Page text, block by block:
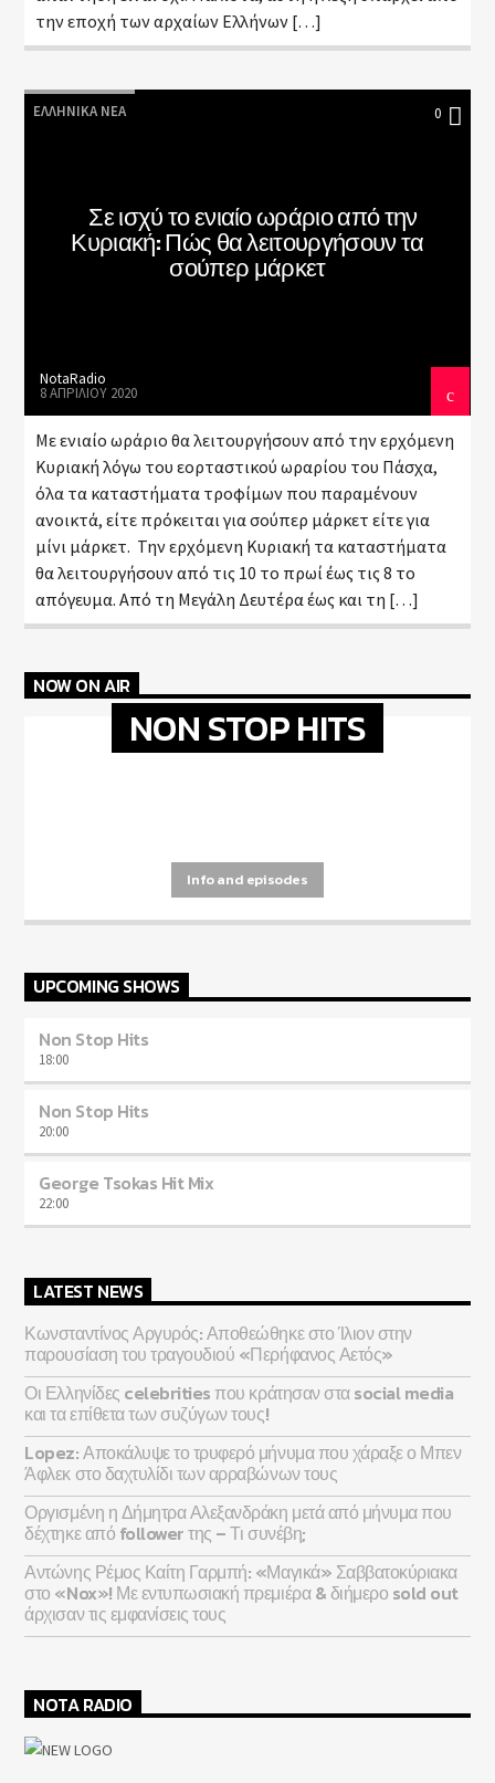
την εποχή των αρχαίων Ελλήνων […]
ΕΛΛΗΝΙΚΆ ΝΈΑ 0
Σε ισχύ το ενιαίο ωράριο από την
Κυριακή: Πώς θα λειτουργήσουν τα
σούπερ μάρκετ
NotaRadio
8 ΑΠΡΙΛΊΟΥ 2020
Με ενιαίο ωράριο θα λειτουργήσουν από ‪την ερχόμενη
Κυριακή‬ λόγω του εορταστικού ωραρίου του Πάσχα,
όλα τα καταστήματα τροφίμων που παραμένουν
ανοικτά, είτε πρόκειται για σούπερ μάρκετ είτε για
μίνι μάρκετ. Την ερχόμενη Κυριακή τα καταστήματα
θα λειτουργήσουν από τις 10 το πρωί έως τις 8 το
απόγευμα. Από τη Μεγάλη Δευτέρα έως και τη […]
NOW ON AIR
NON STOP HITS
Info and episodes
UPCOMING SHOWS
Non Stop Hits
18:00
Non Stop Hits
20:00
George Tsokas Hit Mix
22:00
LATEST NEWS
Κωνσταντίνος Αργυρός: Αποθεώθηκε στο Ίλιον στην
παρουσίαση του τραγουδιού «Περήφανος Αετός»
Οι Ελληνίδες celebrities που κράτησαν στα social media
και τα επίθετα των συζύγων τους!
Lopez: Αποκάλυψε το τρυφερό μήνυμα που χάραξε ο Μπεν
Άφλεκ στο δαχτυλίδι των αρραβώνων τους
Οργισμένη η Δήμητρα Αλεξανδράκη μετά από μήνυμα που
δέχτηκε από follower της – Τι συνέβη;
Αντώνης Ρέμος Καίτη Γαρμπή: «Μαγικά» Σαββατοκύριακα
στο «Nox»! Με εντυπωσιακή πρεμιέρα & διήμερο sold out
άρχισαν τις εμφανίσεις τους
NOTA RADIO